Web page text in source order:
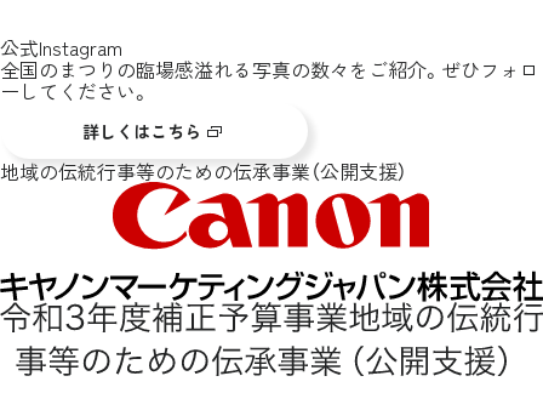
公式Instagram
全国のまつりの臨場感溢れる写真の数々をご紹介。ぜひフォロ
ーしてください。
詳しくはこちら
地域の伝統行事等のための伝承事業（公開支援）